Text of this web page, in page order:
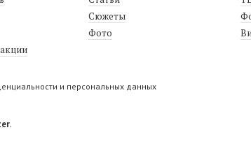
Сюжеты
Фото
и персональных данных
.